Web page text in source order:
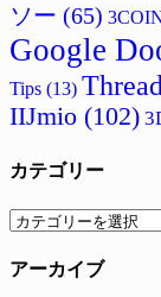
ソー (65)
Google
Tips (13)
IIJmio (102)
カテゴリー
カ
ゴ
アーカイブ